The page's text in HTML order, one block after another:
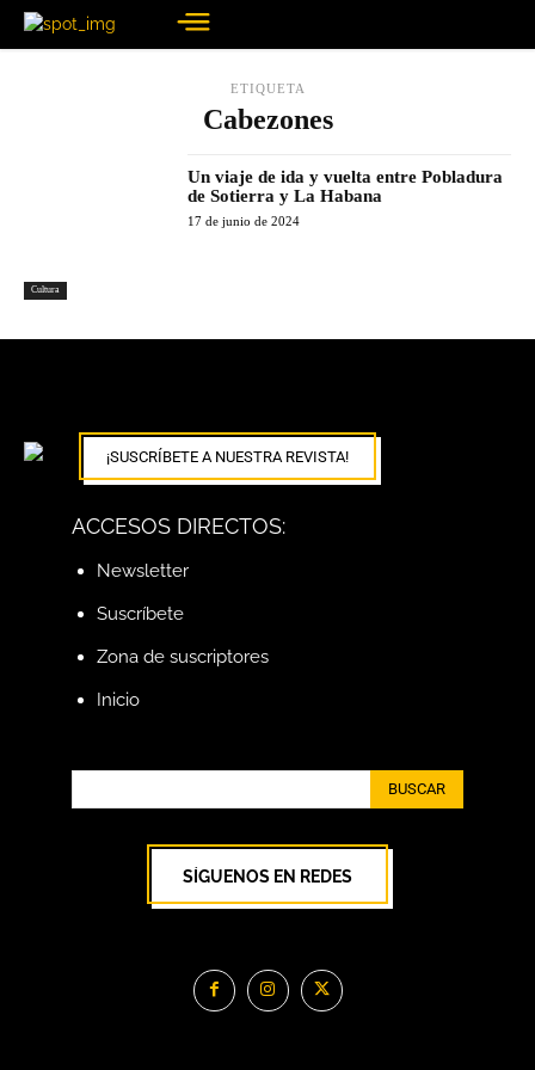
ETIQUETA
Cabezones
Cultura
Un viaje de ida y vuelta entre Pobladura
de Sotierra y La Habana
17 de junio de 2024
¡SUSCRÍBETE A NUESTRA REVISTA!
ACCESOS DIRECTOS:
Newsletter
Suscríbete
Zona de suscriptores
Inicio
BUSCAR
SÍGUENOS EN REDES